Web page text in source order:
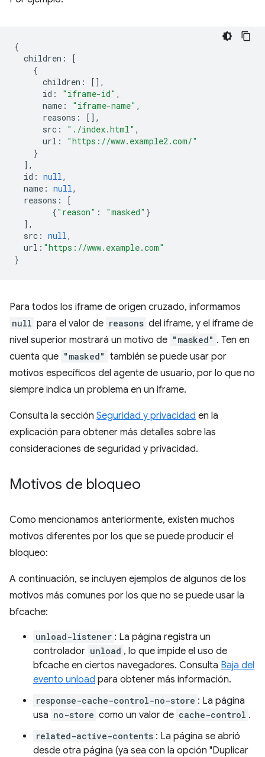
{
children :
[
{
children :
[],
id : "iframe-id" ,
name : "iframe-name" ,
reasons :
[],
src : "./index.html" ,
url :
"https://www.example2.com/"
}
],
id : null,
name : null,
reasons :
[
{"reason" : "masked" }
],
src : null,
url : "https://www.example.com"
}
Para todos los iframe de origen cruzado, informamos
null para el valor de reasons del iframe, y el iframe de
nivel superior mostrará un motivo de "masked" . Ten en
cuenta que "masked" también se puede usar por
motivos específicos del agente de usuario, por lo que no
siempre indica un problema en un iframe.
Consulta la sección Seguridad y privacidad en la
explicación para obtener más detalles sobre las
consideraciones de seguridad y privacidad.
Motivos de bloqueo
Como mencionamos anteriormente, existen muchos
motivos diferentes por los que se puede producir el
bloqueo:
A continuación, se incluyen ejemplos de algunos de los
motivos más comunes por los que no se puede usar la
bfcache:
unload-listener : La página registra un
controlador unload , lo que impide el uso de
bfcache en ciertos navegadores. Consulta Baja del
evento unload para obtener más información.
response-cache-control-no-store : La página
usa no-store como un valor de cache-control .
related-active-contents : La página se abrió
desde otra página (ya sea con la opción "Duplicar